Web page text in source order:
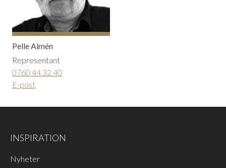
Pelle Almén
Representant
0760 44 32 40
E-post
INSPIRATION
Nyheter